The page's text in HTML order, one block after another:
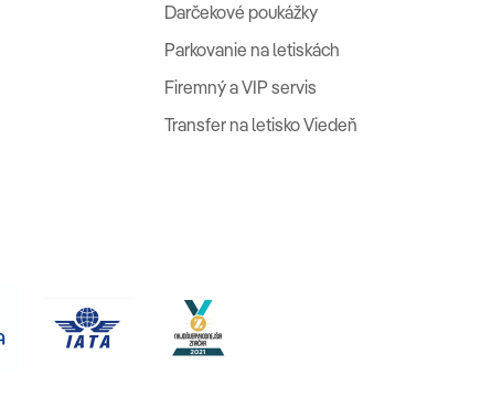
Darčekové poukážky
Parkovanie na letiskách
Firemný a VIP servis
Transfer na letisko Viedeň